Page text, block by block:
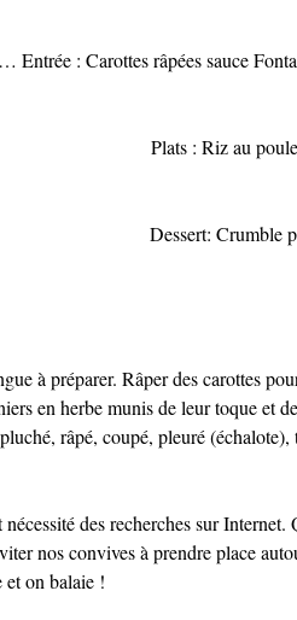
Entrée : Carottes râpées sauce
Plats : Riz au
Dessert: Crumble
à préparer. Râper des carottes
en herbe munis de leur toque et
râpé, coupé, pleuré
des recherches sur
nos convives à prendre place
on balaie !